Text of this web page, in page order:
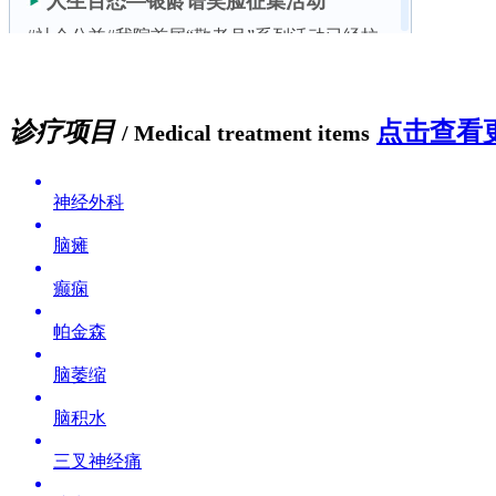
诊疗项目 / Medical treatment items 点击查看
神经外科
脑瘫
癫痫
帕金森
脑萎缩
脑积水
三叉神经痛